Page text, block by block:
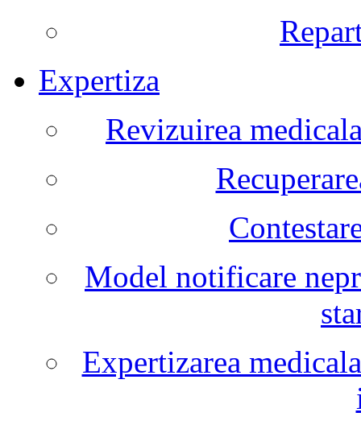
Expertiza
Revizuirea
Model notificare
Expertizarea